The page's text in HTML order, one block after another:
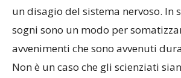
un disagio del sistema nervoso. In
sogni sono un modo per
avvenimenti che sono avvenuti
Non è un caso che gli scienziati